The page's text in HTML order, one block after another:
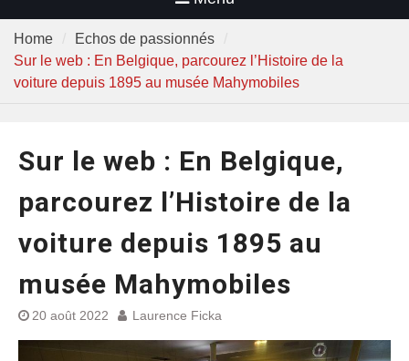
Home
Echos de passionnés
Sur le web : En Belgique, parcourez l’Histoire de la
voiture depuis 1895 au musée Mahymobiles
Sur le web : En Belgique,
parcourez l’Histoire de la
voiture depuis 1895 au
musée Mahymobiles
20 août 2022 Laurence Ficka